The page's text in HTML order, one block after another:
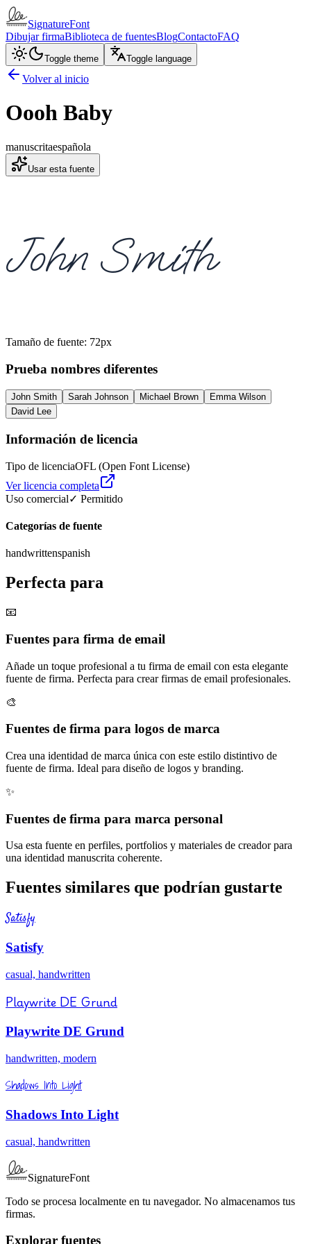
SignatureFont
Dibujar firmaBiblioteca de fuentesBlogContactoFAQ
Toggle theme Toggle language
Volver al inicio
Oooh Baby
manuscritaespañola
Usar esta fuente
John Smith
Tamaño de fuente: 72px
Prueba nombres diferentes
John Smith Sarah Johnson Michael Brown
Emma Wilson
David Lee
Información de licencia
Tipo de licenciaOFL (Open Font License)
Ver licencia completa
Uso comercial✓ Permitido
Categorías de fuente
handwrittenspanish
Perfecta para
📧
Fuentes para firma de email
Añade un toque profesional a tu firma de email con esta elegante
fuente de firma. Perfecta para crear firmas de email profesionales.
🎨
Fuentes de firma para logos de marca
Crea una identidad de marca única con este estilo distintivo de
fuente de firma. Ideal para diseño de logos y branding.
✨
Fuentes de firma para marca personal
Usa esta fuente en perfiles, portfolios y materiales de creador para
una identidad manuscrita coherente.
Fuentes similares que podrían gustarte
Satisfy
Satisfy
casual, handwritten
Playwrite DE Grund
Playwrite DE Grund
handwritten, modern
Shadows Into Light
Shadows Into Light
casual, handwritten
SignatureFont
Todo se procesa localmente en tu navegador. No almacenamos tus
firmas.
Explorar fuentes